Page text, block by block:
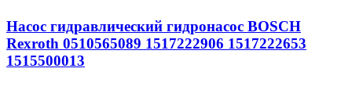
Насос гидравлический гидронасос BOSCH
Rexroth 0510565089 1517222906 1517222653
1515500013